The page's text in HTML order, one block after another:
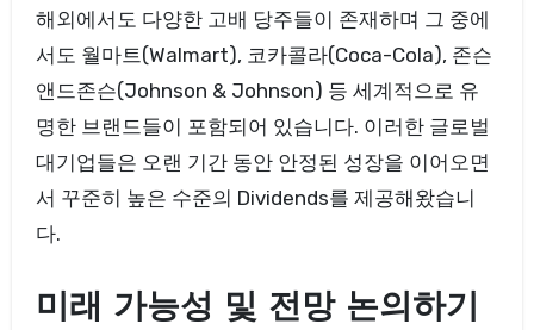
해외에서도 다양한 고배 당주들이 존재하며 그 중에
서도 월마트(Walmart), 코카콜라(Coca-Cola), 존슨
앤드존슨(Johnson & Johnson) 등 세계적으로 유
명한 브랜드들이 포함되어 있습니다. 이러한 글로벌
대기업들은 오랜 기간 동안 안정된 성장을 이어오면
서 꾸준히 높은 수준의 Dividends를 제공해왔습니
다.
미래 가능성 및 전망 논의하기